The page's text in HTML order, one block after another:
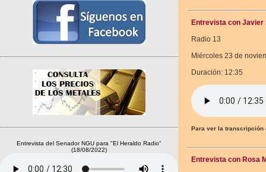
Entrevista del Senador NGU para "El Heraldo Radio"
(18/08/2022)
Entrevista con Javier
Radio 13
Miércoles 23 de
Duración: 12:35
Para ver la
Entrevista con Rosa